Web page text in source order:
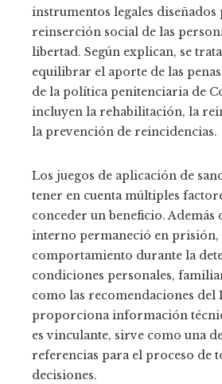
instrumentos legales
reinserción social de las
libertad. Según explican, se
equilibrar el aporte de las
de la política penitenciaria de
incluyen la rehabilitación, la
la prevención de reincidencias.
Los juegos de aplicación de
tener en cuenta múltiples
conceder un beneficio. Además
interno permaneció en prisión,
comportamiento durante la
condiciones personales,
como las recomendaciones del
proporciona información
es vinculante, sirve como una
referencias para el proceso de
decisiones.